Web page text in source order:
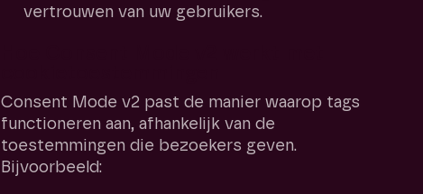
vertrouwen van uw gebruikers.
Consent Mode v2 past de manier waarop tags
functioneren aan, afhankelijk van de
toestemmingen die bezoekers geven.
Bijvoorbeeld: